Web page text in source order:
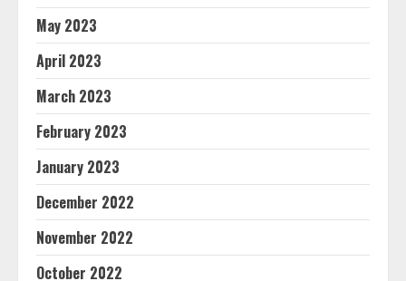
May 2023
April 2023
March 2023
February 2023
January 2023
December 2022
November 2022
October 2022